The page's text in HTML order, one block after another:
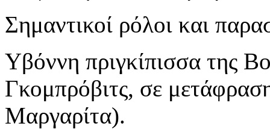
Σημαντικοί ρόλοι και
Υβόννη πριγκίπισσα της
Γκομπρόβιτς, σε
Μαργαρίτα).